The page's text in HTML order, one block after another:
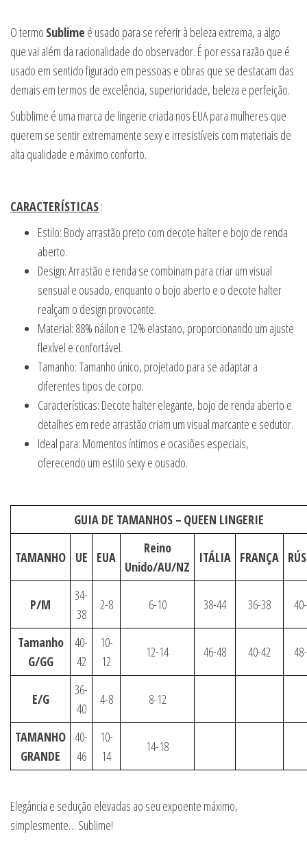
O termo Sublime é usado para se referir à beleza extrema, a algo
que vai além da racionalidade do observador. É por essa razão que é
usado em sentido figurado em pessoas e obras que se destacam das
demais em termos de excelência, superioridade, beleza e perfeição.
Subblime é uma marca de lingerie criada nos EUA para mulheres que
querem se sentir extremamente sexy e irresistíveis com materiais de
alta qualidade e máximo conforto.
CARACTERÍSTICAS:
Estilo: Body arrastão preto com decote halter e bojo de renda
aberto.
Design: Arrastão e renda se combinam para criar um visual
sensual e ousado, enquanto o bojo aberto e o decote halter
realçam o design provocante.
Material: 88% náilon e 12% elastano, proporcionando um ajuste
flexível e confortável.
Tamanho: Tamanho único, projetado para se adaptar a
diferentes tipos de corpo.
Características: Decote halter elegante, bojo de renda aberto e
detalhes em rede arrastão criam um visual marcante e sedutor.
Ideal para: Momentos íntimos e ocasiões especiais,
oferecendo um estilo sexy e ousado.
GUIA DE TAMANHOS – QUEEN LINGERIE
TAMANHO UE EUA
Reino
Unido/AU/NZ
ITÁLIA FRANÇA
P/M
34-
38
2-8 6-10 38-44 36-38
Tamanho
G/GG
40-
42
10-
12
12-14 46-48 40-42
E/G
36-
40
4-8 8-12
TAMANHO
GRANDE
40-
46
10-
14
14-18
Elegância e sedução elevadas ao seu expoente máximo,
simplesmente… Sublime!